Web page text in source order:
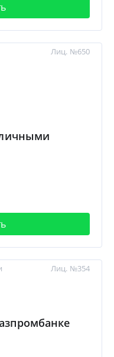
Лиц. №650
Лиц. №354